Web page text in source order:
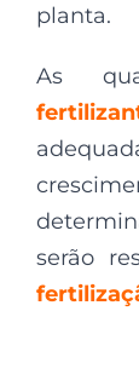
planta.
As
serão